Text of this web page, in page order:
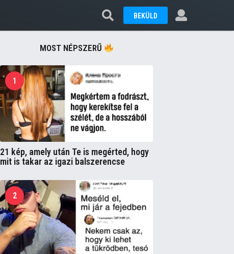
BEKÜLD
MOST NÉPSZERŰ
1
21 kép, amely után Te is megérted, hogy
mit is takar az igazi balszerencse
2